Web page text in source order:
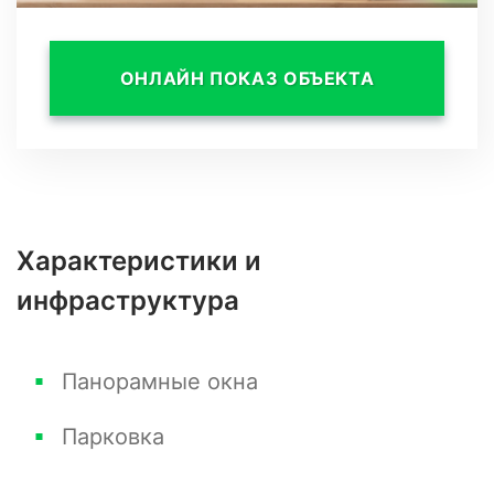
ОНЛАЙН ПОКАЗ ОБЪЕКТА
Характеристики и
инфраструктура
Панорамные окна
Парковка